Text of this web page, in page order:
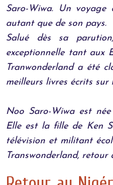
Saro-Wiwa. Un voyage
autant que de son pays.
Salué dès sa
exceptionnelle tant aux
Tranwonderland a été
meilleurs livres écrits
Noo Saro-Wiwa est
Elle est la fille de Ken
télévision et militant
Transwonderland,